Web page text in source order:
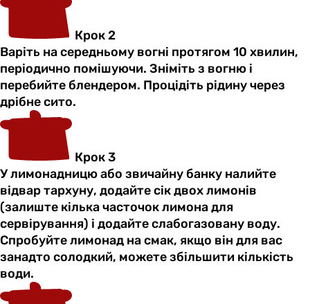
Крок 2
Варіть на середньому вогні протягом 10 хвилин,
періодично помішуючи. Зніміть з вогню і
перебийте блендером. Процідіть рідину через
дрібне сито.
Крок 3
У лимонадницю або звичайну банку налийте
відвар тархуну, додайте сік двох лимонів
(залиште кілька часточок лимона для
сервірування) і додайте слабогазовану воду.
Спробуйте лимонад на смак, якщо він для вас
занадто солодкий, можете збільшити кількість
води.